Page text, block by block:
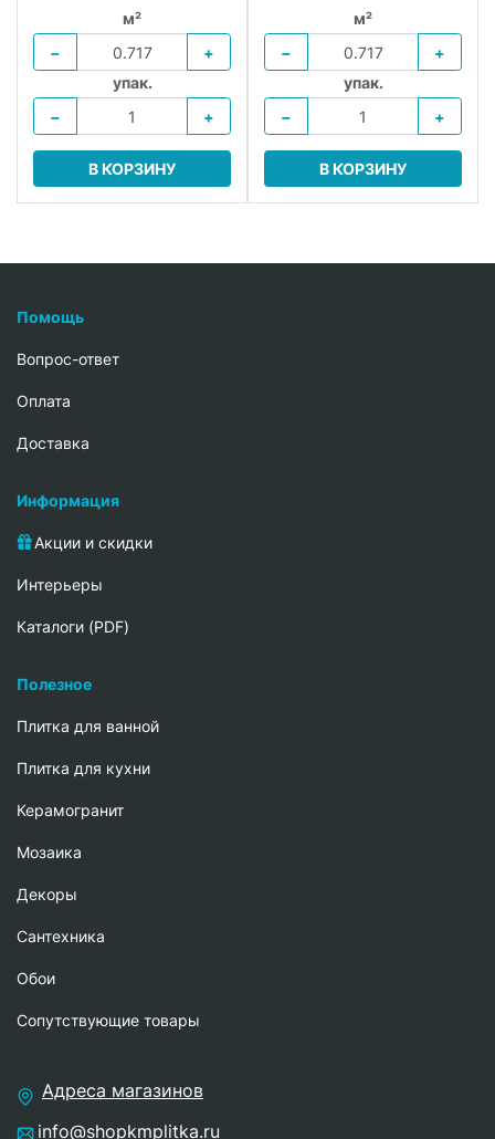
м²
−
+
упак.
−
+
В КОРЗИНУ
м²
−
+
упак.
−
+
В КОРЗИНУ
Помощь
Вопрос-ответ
Oплата
Доставка
Информация
Акции и скидки
Интерьеры
Каталоги (PDF)
Полезное
Плитка для ванной
Плитка для кухни
Керамогранит
Мозаика
Декоры
Сантехника
Обои
Сопутствующие товары
Адреса магазинов
info@shopkmplitka.ru